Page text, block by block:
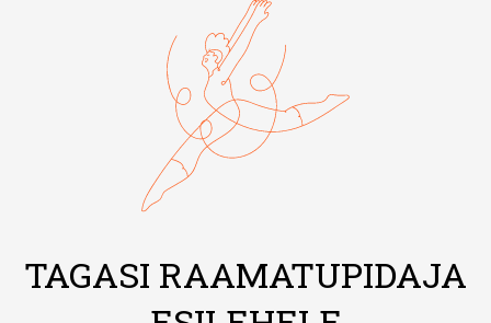
TAGASI RAAMATUPIDAJA